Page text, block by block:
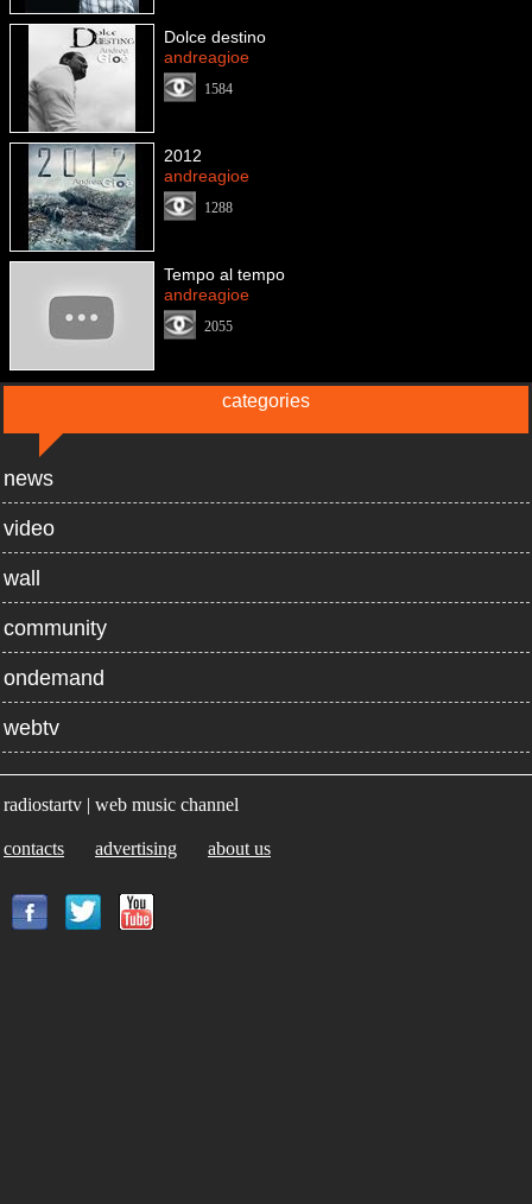
Dolce destino
andreagioe
1584
2012
andreagioe
1288
Tempo al tempo
andreagioe
2055
categories
news
video
wall
community
ondemand
webtv
radiostartv | web music channel
contacts advertising about us